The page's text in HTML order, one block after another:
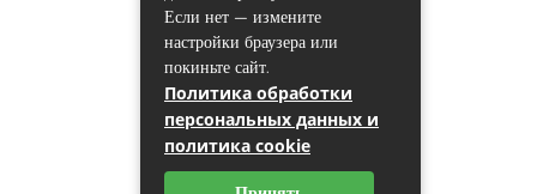
Если нет — измените
настройки браузера или
покиньте сайт.
Политика обработки
персональных данных и
политика cookie